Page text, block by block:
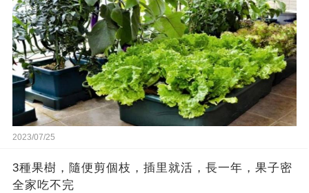
2023/07/25
3種果樹，隨便剪個枝，插里就活，長一年，果子密
全家吃不完